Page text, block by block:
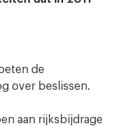
de
over beslissen.
aan rijksbijdrage